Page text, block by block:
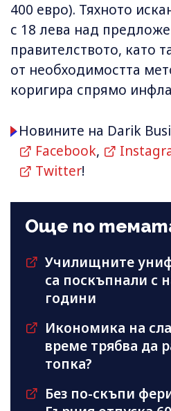
400 евро). Тяхното
с 18 лева над
правителството, като
от необходимостта
коригира спрямо
Новините на Darik
Facebook,
Twitter!
Още по
Училищните
са поскъпнали с
години
Икономика на
време трябва да
топка?
Без по-скъпи